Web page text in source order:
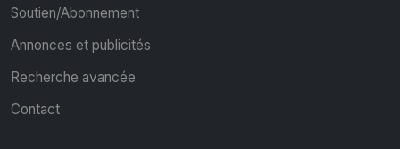
Soutien/Abonnement
Annonces et publicités
Recherche avancée
Contact